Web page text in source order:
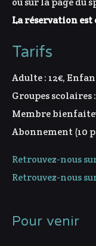
La réservation est
Tarifs
Adulte : 12€,
Groupes scolaires
Membre
Abonnement (10
Retrouvez-nous
Retrouvez-nous
Pour venir